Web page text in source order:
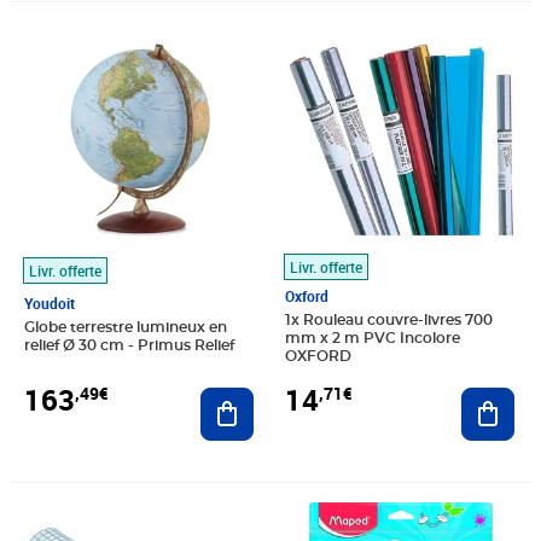
Livr. offerte
Youdoit
Globe terrestre lumineux en
relief Ø 30 cm - Primus Relief
163,49€ Ajouter au panier
Livr. offerte
Oxford
1x Rouleau couvre-livres 700
mm x 2 m PVC Incolore
OXFORD
14,71€
Prix 9,99€